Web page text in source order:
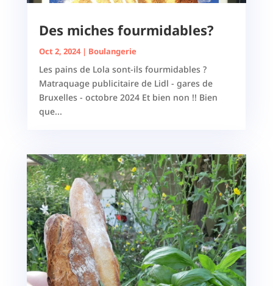
Des miches fourmidables?
Oct 2, 2024| Boulangerie
Les pains de Lola sont-ils fourmidables ?
Matraquage publicitaire de Lidl - gares de
Bruxelles - octobre 2024 Et bien non !! Bien
que...